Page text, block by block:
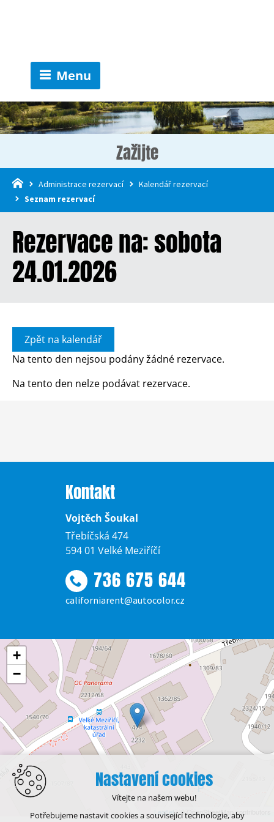
Menu
Zažijte
Administrace rezervací
Kalendář rezervací
Seznam rezervací
Rezervace na: sobota
24.01.2026
Zpět na kalendář
Na tento den nejsou podány žádné rezervace.
Na tento den nelze podávat rezervace.
Kontakt
Vojtěch Šoukal
Třebíčská 474
594 01 Velké Meziříčí
736 675 644
californiarent@autocolor.cz
+
−
Leaflet | © OpenStreetMap contributors
Nastavení cookies
Vítejte na našem webu!
Potřebujeme nastavit cookies a související technologie, aby